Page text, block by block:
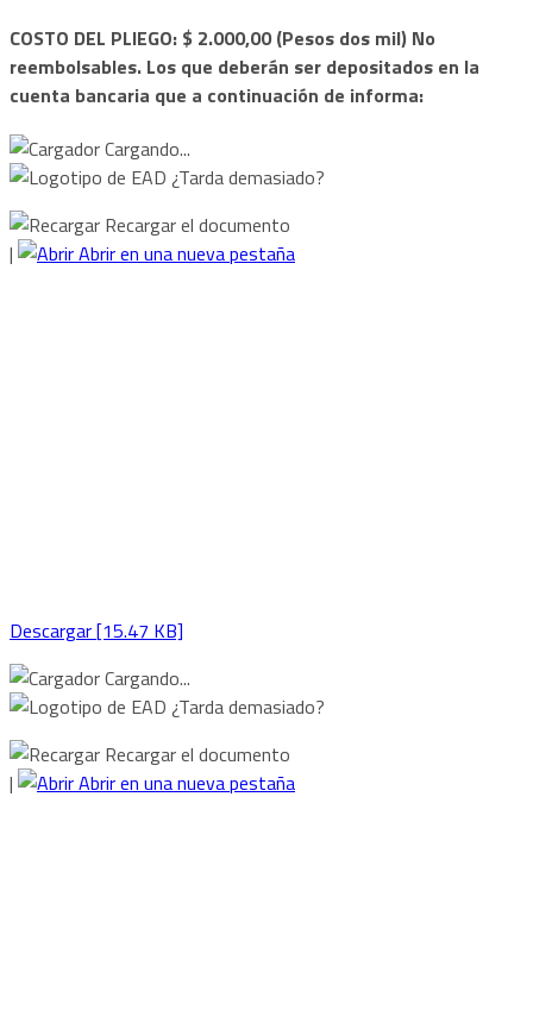
COSTO DEL PLIEGO: $ 2.000,00 (Pesos dos mil) No
reembolsables. Los que deberán ser depositados en la
cuenta bancaria que a continuación de informa:
Cargando...
¿Tarda demasiado?
Recargar el documento
|
Abrir en una nueva pestaña
Descargar [15.47 KB]
Cargando...
¿Tarda demasiado?
Recargar el documento
|
Abrir en una nueva pestaña